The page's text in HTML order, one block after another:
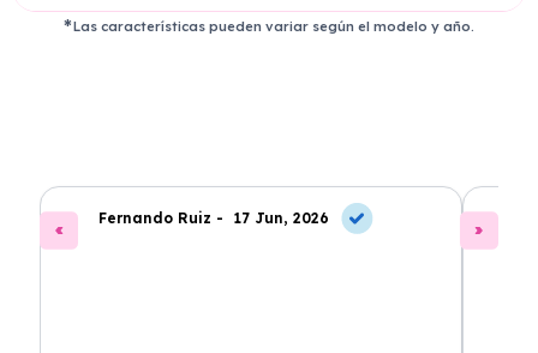
Las características pueden variar según el modelo y año.
Fernando Ruiz - 17 Jun, 2026